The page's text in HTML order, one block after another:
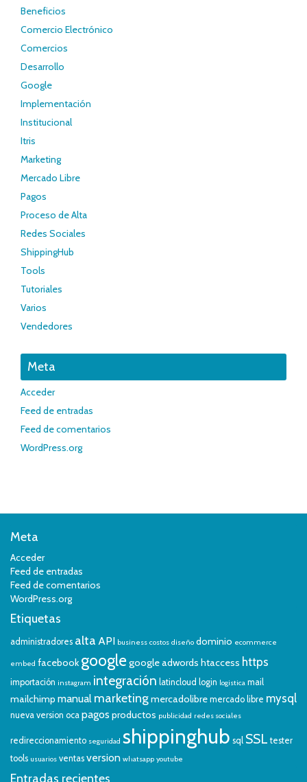
Beneficios
Comercio Electrónico
Comercios
Desarrollo
Google
Implementación
Institucional
Itris
Marketing
Mercado Libre
Pagos
Proceso de Alta
Redes Sociales
ShippingHub
Tools
Tutoriales
Varios
Vendedores
Meta
Acceder
Feed de entradas
Feed de comentarios
WordPress.org
Meta
Acceder
Feed de entradas
Feed de comentarios
WordPress.org
Etiquetas
administradores alta API business costos diseño dominio ecommerce
embed facebook google google adwords htaccess https
importación instagram integración latincloud login logistica mail
mailchimp manual marketingmercadolibre mercado libre mysql
nueva version oca pagos productos publicidad redes sociales
redireccionamiento seguridad shippinghub sql SSL tester
tools usuarios ventas version whatsapp youtube
Entradas recientes